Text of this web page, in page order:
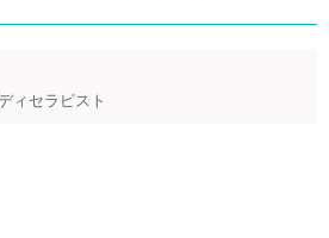
ィセラピスト